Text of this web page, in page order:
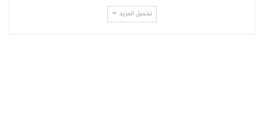
تحميل المزيد